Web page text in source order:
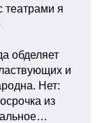
театрами я
обделяет
и
Нет:
из